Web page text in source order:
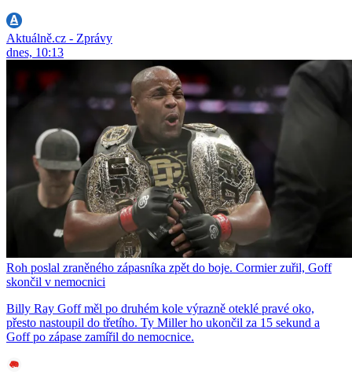
Aktuálně.cz - Zprávy
dnes, 10:13
Roh poslal zraněného zápasníka zpět do boje. Cormier zuřil, Goff
skončil v nemocnici
Billy Ray Goff měl po druhém kole výrazně oteklé pravé oko,
přesto nastoupil do třetího. Ty Miller ho ukončil za 15 sekund a
Goff po zápase zamířil do nemocnice.